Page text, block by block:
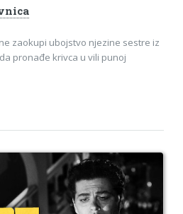
zaokupi ubojstvo njezine sestre iz
pronađe krivca u vili punoj